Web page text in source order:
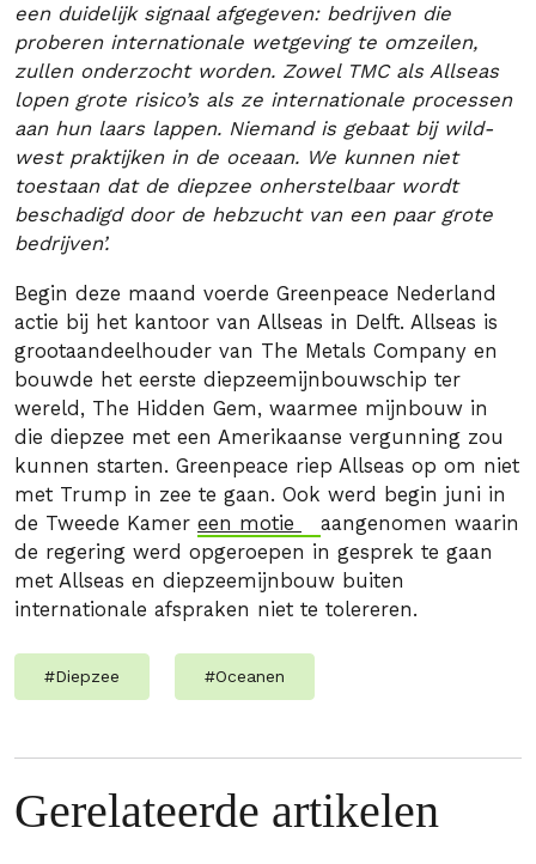
een duidelijk signaal afgegeven: bedrijven die
proberen internationale wetgeving te omzeilen,
zullen onderzocht worden. Zowel TMC als Allseas
lopen grote risico’s als ze internationale processen
aan hun laars lappen. Niemand is gebaat bij wild-
west praktijken in de oceaan. We kunnen niet
toestaan dat de diepzee onherstelbaar wordt
beschadigd door de hebzucht van een paar grote
bedrijven’.
Begin deze maand voerde Greenpeace Nederland
actie bij het kantoor van Allseas in Delft. Allseas is
grootaandeelhouder van The Metals Company en
bouwde het eerste diepzeemijnbouwschip ter
wereld, The Hidden Gem, waarmee mijnbouw in
die diepzee met een Amerikaanse vergunning zou
kunnen starten. Greenpeace riep Allseas op om niet
met Trump in zee te gaan. Ook werd begin juni in
de Tweede Kamer een motie
aangenomen waarin
de regering werd opgeroepen in gesprek te gaan
met Allseas en diepzeemijnbouw buiten
internationale afspraken niet te tolereren.
#Diepzee #Oceanen
Gerelateerde artikelen